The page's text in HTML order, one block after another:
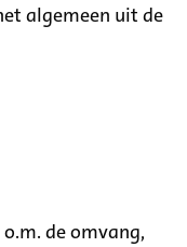
algemeen uit de
de omvang,